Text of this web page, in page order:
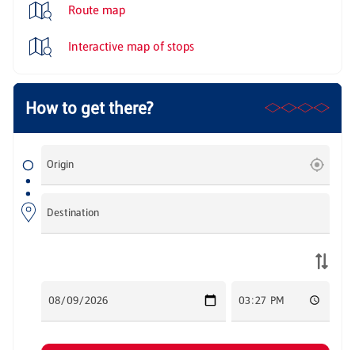
Route map
Interactive map of stops